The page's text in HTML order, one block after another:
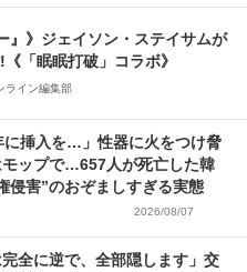
』》ジェイソン・ステイサムが
「眠眠打破」コラボ》
ライン編集部
に挿入を…」性器に火をつけ脅
ップで…657人が死亡した韓
侵害”のおぞましすぎる実態
2026/08/07
完全に逆で、全部隠します」交